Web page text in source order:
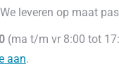
leveren op maat
(ma t/m vr 8:00 tot
aan.